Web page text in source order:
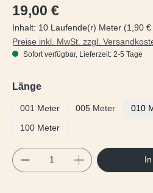
Regulärer Preis:
19,00 €
Inhalt: 10 Laufende(r) Meter (1,90
Preise inkl. MwSt. zzgl.
Sofort verfügbar, Lieferzeit: 2-5 Tage
Längeauswählen
001 Meter 005 Meter 010
100 Meter
Produkt Anzahl: Gib